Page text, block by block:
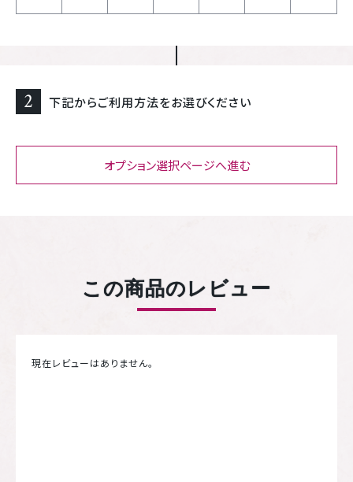
2 下記からご利用方法をお選びください
オプション選択ページへ進む
この商品のレビュー
現在レビューはありません。